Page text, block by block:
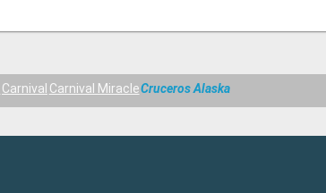
Carnival Carnival MiracleCruceros Alaska